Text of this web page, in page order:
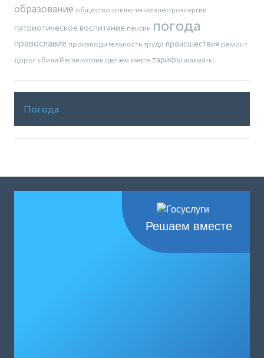
образование общество отключение электроэнергии
патриотическое воспитание пенсии погода
православие производительность труда происшествия ремонт
дорог сбили беспилотник сделаем вместе тарифы шахматы
Погода
Решаем вместе